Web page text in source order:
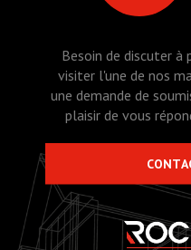
Besoin de discuter
visiter l'une de nos
une demande de
plaisir de vous